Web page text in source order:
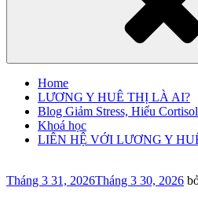
Home
LƯƠNG Y HUÊ THỊ LÀ AI?
Blog Giảm Stress, Hiểu Cortisol
Khoá học
LIÊN HỆ VỚI LƯƠNG Y
Đăng
Tháng 3 31, 2026Tháng 3 30, 2026